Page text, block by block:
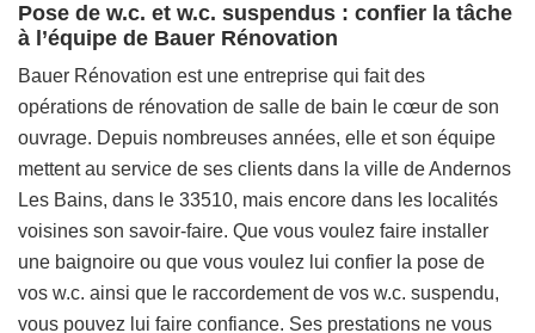
Pose de w.c. et w.c. suspendus : confier la tâche
à l’équipe de Bauer Rénovation
Bauer Rénovation est une entreprise qui fait des
opérations de rénovation de salle de bain le cœur de son
ouvrage. Depuis nombreuses années, elle et son équipe
mettent au service de ses clients dans la ville de Andernos
Les Bains, dans le 33510, mais encore dans les localités
voisines son savoir-faire. Que vous voulez faire installer
une baignoire ou que vous voulez lui confier la pose de
vos w.c. ainsi que le raccordement de vos w.c. suspendu,
vous pouvez lui faire confiance. Ses prestations ne vous